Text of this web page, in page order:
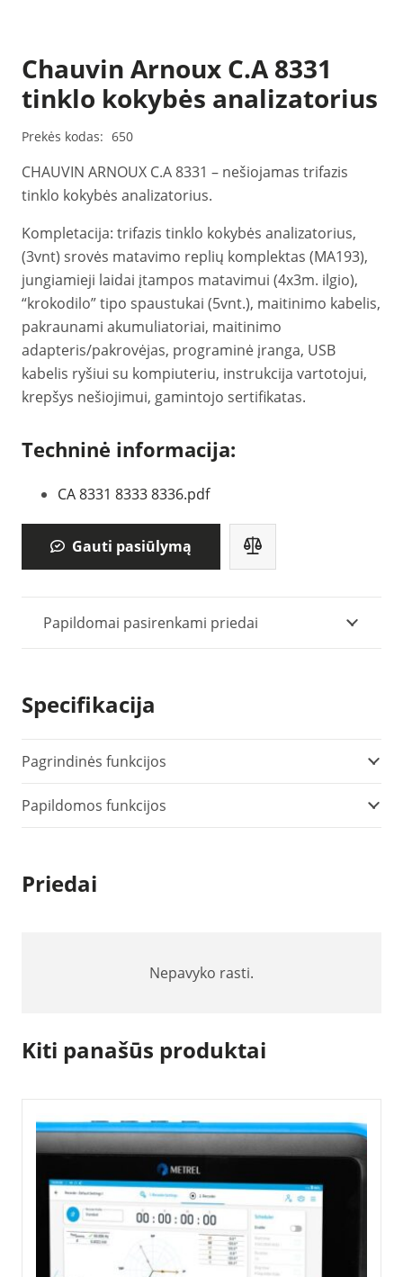
Chauvin Arnoux C.A 8331
tinklo kokybės analizatorius
Prekės kodas: 650
CHAUVIN ARNOUX C.A 8331 – nešiojamas trifazis
tinklo kokybės analizatorius.
Kompletacija: trifazis tinklo kokybės analizatorius,
(3vnt) srovės matavimo replių komplektas (MA193),
jungiamieji laidai įtampos matavimui (4x3m. ilgio),
“krokodilo” tipo spaustukai (5vnt.), maitinimo kabelis,
pakraunami akumuliatoriai, maitinimo
adapteris/pakrovėjas, programinė įranga, USB
kabelis ryšiui su kompiuteriu, instrukcija vartotojui,
krepšys nešiojimui, gamintojo sertifikatas.
Techninė informacija:
CA 8331 8333 8336.pdf
Gauti pasiūlymą
Papildomai pasirenkami priedai
Specifikacija
Pagrindinės funkcijos
Papildomos funkcijos
Priedai
Nepavyko rasti.
Kiti panašūs produktai